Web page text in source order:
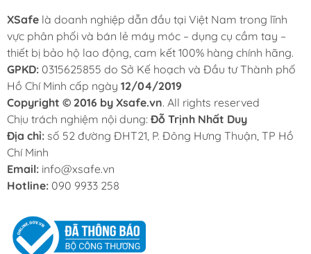
XSafe là doanh nghiệp dẫn đầu tại Việt Nam trong lĩnh
vực phân phối và bán lẻ máy móc – dụng cụ cầm tay –
thiết bị bảo hộ lao động, cam kết 100% hàng chính hãng.
GPKD: 0315625855 do Sở Kế hoạch và Đầu tư Thành phố
Hồ Chí Minh cấp ngày 12/04/2019
Copyright © 2016 by Xsafe.vn. All rights reserved
Chịu trách nghiệm nội dung: Đỗ Trịnh Nhất Duy
Địa chỉ: số 52 đường ĐHT21, P. Đông Hưng Thuận, TP Hồ
Chí Minh
Email: info@xsafe.vn
Hotline: 090 9933 258